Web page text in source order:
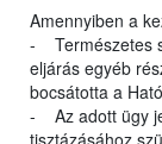
Amennyiben a
- Természetes
eljárás egyéb
bocsátotta a
- Az adott ügy